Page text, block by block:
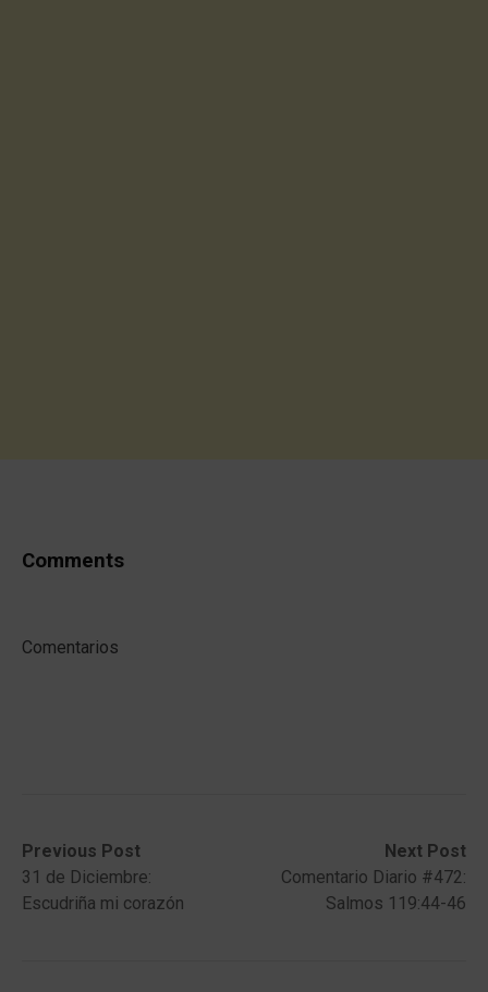
Comments
Comentarios
Post
navigation
Previous Post
Previous
post:31 de Diciembre:
Escudriña mi corazón
Next Post
Next
post:
Comentario Diario #472:
Salmos 119:44-46